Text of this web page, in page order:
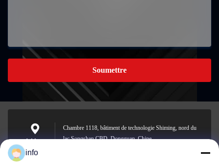
Soumettre
Address
Chambre 1118, bâtiment de technologie Shiming, nord du
lac Songshan CBD, Dongguan, Chine
info